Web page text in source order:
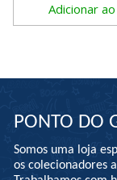
Adicionar
PONTO DO
Somos uma loja
os colecionadores